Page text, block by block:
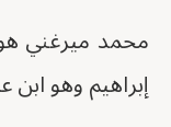
محمد ميرغني
إبراهيم وهو